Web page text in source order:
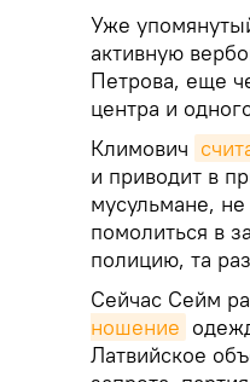
Уже
активную
Петрова, еще
центра и
Климович
и приводит в
мусульмане,
помолиться в
полицию, та
Сейчас Сейм
ношение
Латвийское